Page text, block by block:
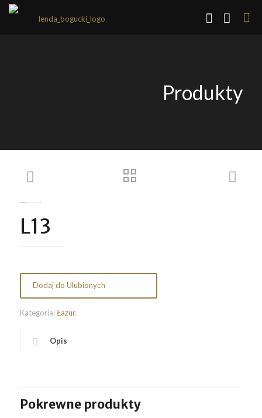
Produkty
L13
Dodaj do Ulubionych
Kategoria:Łazur.
Opis
Pokrewne produkty